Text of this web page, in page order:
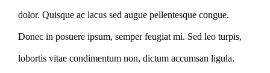
dolor. Quisque ac lacus sed augue pellentesque congue.
Donec in posuere ipsum, semper feugiat mi. Sed leo turpis,
lobortis vitae condimentum non, dictum accumsan ligula.